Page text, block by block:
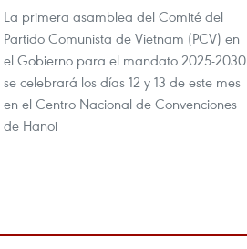
La primera asamblea del Comité del
Partido Comunista de Vietnam (PCV) en
el Gobierno para el mandato 2025-2030
se celebrará los días 12 y 13 de este mes
en el Centro Nacional de Convenciones
de Hanoi